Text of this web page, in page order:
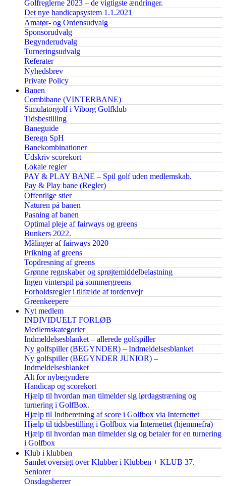
Golfreglerne 2023 – de vigtigste ændringer.
Det nye handicapsystem 1.1.2021
Amatør- og Ordensudvalg
Sponsorudvalg
Begynderudvalg
Turneringsudvalg
Referater
Nyhedsbrev
Private Policy
Banen
Combibane (VINTERBANE)
Simulatorgolf i Viborg Golfklub
Tidsbestilling
Baneguide
Beregn SpH
Banekombinationer
Udskriv scorekort
Lokale regler
PAY & PLAY BANE – Spil golf uden medlemskab.
Pay & Play bane (Regler)
Offentlige stier
Naturen på banen
Pasning af banen
Optimal pleje af fairways og greens
Bunkers 2022.
Målinger af fairways 2020
Prikning af greens
Topdresning af greens
Grønne regnskaber og sprøjtemiddelbelastning
Ingen vinterspil på sommergreens
Forholdsregler i tilfælde af tordenvejr
Greenkeepere
Nyt medlem
INDIVIDUELT FORLØB
Medlemskategorier
Indmeldelsesblanket – allerede golfspiller
Ny golfspiller (BEGYNDER) – Indmeldelsesblanket
Ny golfspiller (BEGYNDER JUNIOR) –
Indmeldelsesblanket
Alt for nybegyndere
Handicap og scorekort
Hjælp til hvordan man tilmelder sig lørdagstræning og
turnering i GolfBox.
Hjælp til Indberetning af score i Golfbox via Internettet
Hjælp til tidsbestilling i Golfbox via Internettet (hjemmefra)
Hjælp til hvordan man tilmelder sig og betaler for en turnering
i Golfbox
Klub i klubben
Samlet oversigt over Klubber i Klubben + KLUB 37.
Seniorer
Onsdagsherrer